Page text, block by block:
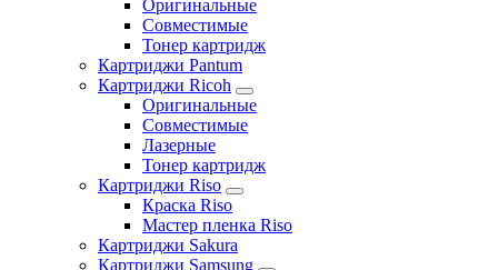
Оригинальные
Совместимые
Тонер картридж
Картриджи Pantum
Картриджи Ricoh
Оригинальные
Совместимые
Лазерные
Тонер картридж
Картриджи Riso
Краска Riso
Мастер пленка Riso
Картриджи Sakura
Картриджи Samsung